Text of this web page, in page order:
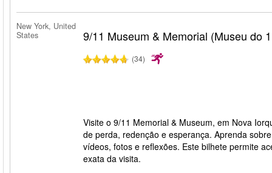
New York, United
States
9/11 Museum & Memorial (Museu do
(34)
Visite o 9/11 Memorial & Museum, em Nova
de perda, redenção e esperança. Aprenda
vídeos, fotos e reflexões. Este bilhete permite
exata da visita.